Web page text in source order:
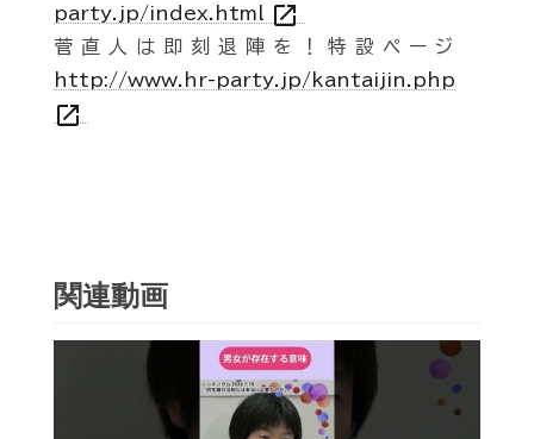
party.jp/index.html open_in_new
菅直人は即刻退陣を！特設ページ
http://www.hr-party.jp/kantaijin.php
open_in_new
関連動画